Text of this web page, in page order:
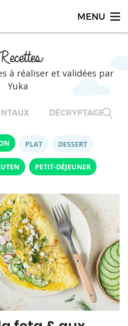
Recettes
à réaliser et validées par
Yuka
DÉCRYPTAGES
PLAT DESSERT
PETIT-DÉJEUNER